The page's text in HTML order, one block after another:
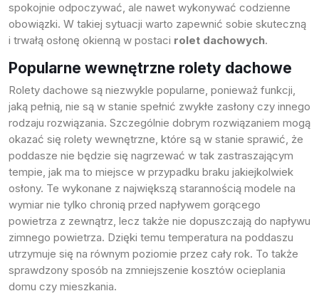
spokojnie odpoczywać, ale nawet wykonywać codzienne
obowiązki. W takiej sytuacji warto zapewnić sobie skuteczną
i trwałą osłonę okienną w postaci rolet dachowych.
Popularne wewnętrzne rolety dachowe
Rolety dachowe są niezwykle popularne, ponieważ funkcji,
jaką pełnią, nie są w stanie spełnić zwykłe zasłony czy innego
rodzaju rozwiązania. Szczególnie dobrym rozwiązaniem mogą
okazać się rolety wewnętrzne, które są w stanie sprawić, że
poddasze nie będzie się nagrzewać w tak zastraszającym
tempie, jak ma to miejsce w przypadku braku jakiejkolwiek
osłony. Te wykonane z największą starannością modele na
wymiar nie tylko chronią przed napływem gorącego
powietrza z zewnątrz, lecz także nie dopuszczają do napływu
zimnego powietrza. Dzięki temu temperatura na poddaszu
utrzymuje się na równym poziomie przez cały rok. To także
sprawdzony sposób na zmniejszenie kosztów ocieplania
domu czy mieszkania.